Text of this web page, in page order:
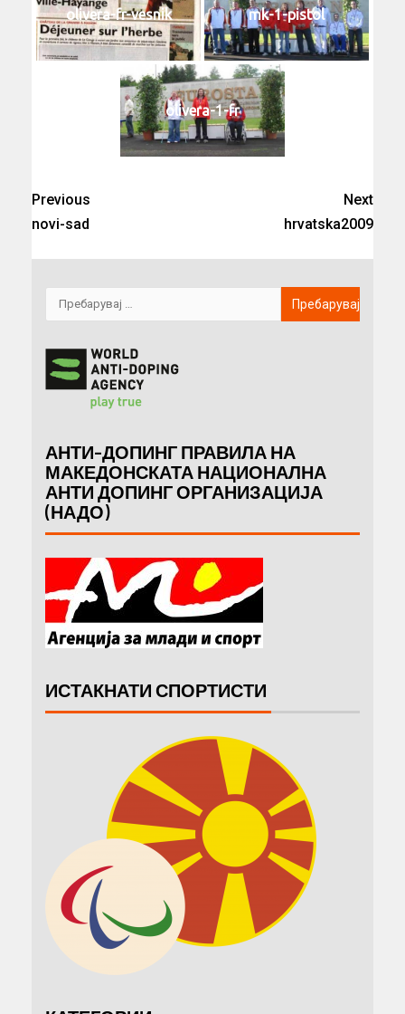
olivera-fr-vesnik mk-1-pistol
olivera-1-fr
Previous
novi-sad
Next
hrvatska2009
АНТИ-ДОПИНГ ПРАВИЛА НА
МАКЕДОНСКАТА НАЦИОНАЛНА
АНТИ ДОПИНГ ОРГАНИЗАЦИЈА
(НАДО)
ИСТАКНАТИ СПОРТИСТИ